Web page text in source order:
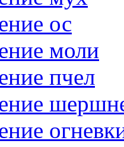
ос
моли
пчел